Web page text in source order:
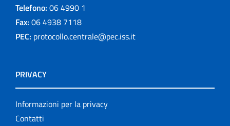
Telefono: 06 4990 1
Fax: 06 4938 7118
PEC: protocollo.centrale@pec.iss.it
PRIVACY
Informazioni per la privacy
Contatti